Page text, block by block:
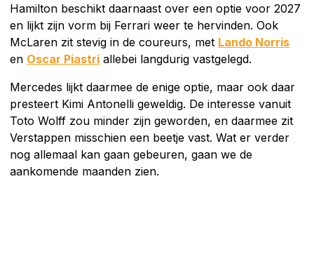
Hamilton beschikt daarnaast over een optie voor 2027
en lijkt zijn vorm bij Ferrari weer te hervinden. Ook
McLaren zit stevig in de coureurs, met Lando Norris
en Oscar Piastri allebei langdurig vastgelegd.
Mercedes lijkt daarmee de enige optie, maar ook daar
presteert Kimi Antonelli geweldig. De interesse vanuit
Toto Wolff zou minder zijn geworden, en daarmee zit
Verstappen misschien een beetje vast. Wat er verder
nog allemaal kan gaan gebeuren, gaan we de
aankomende maanden zien.